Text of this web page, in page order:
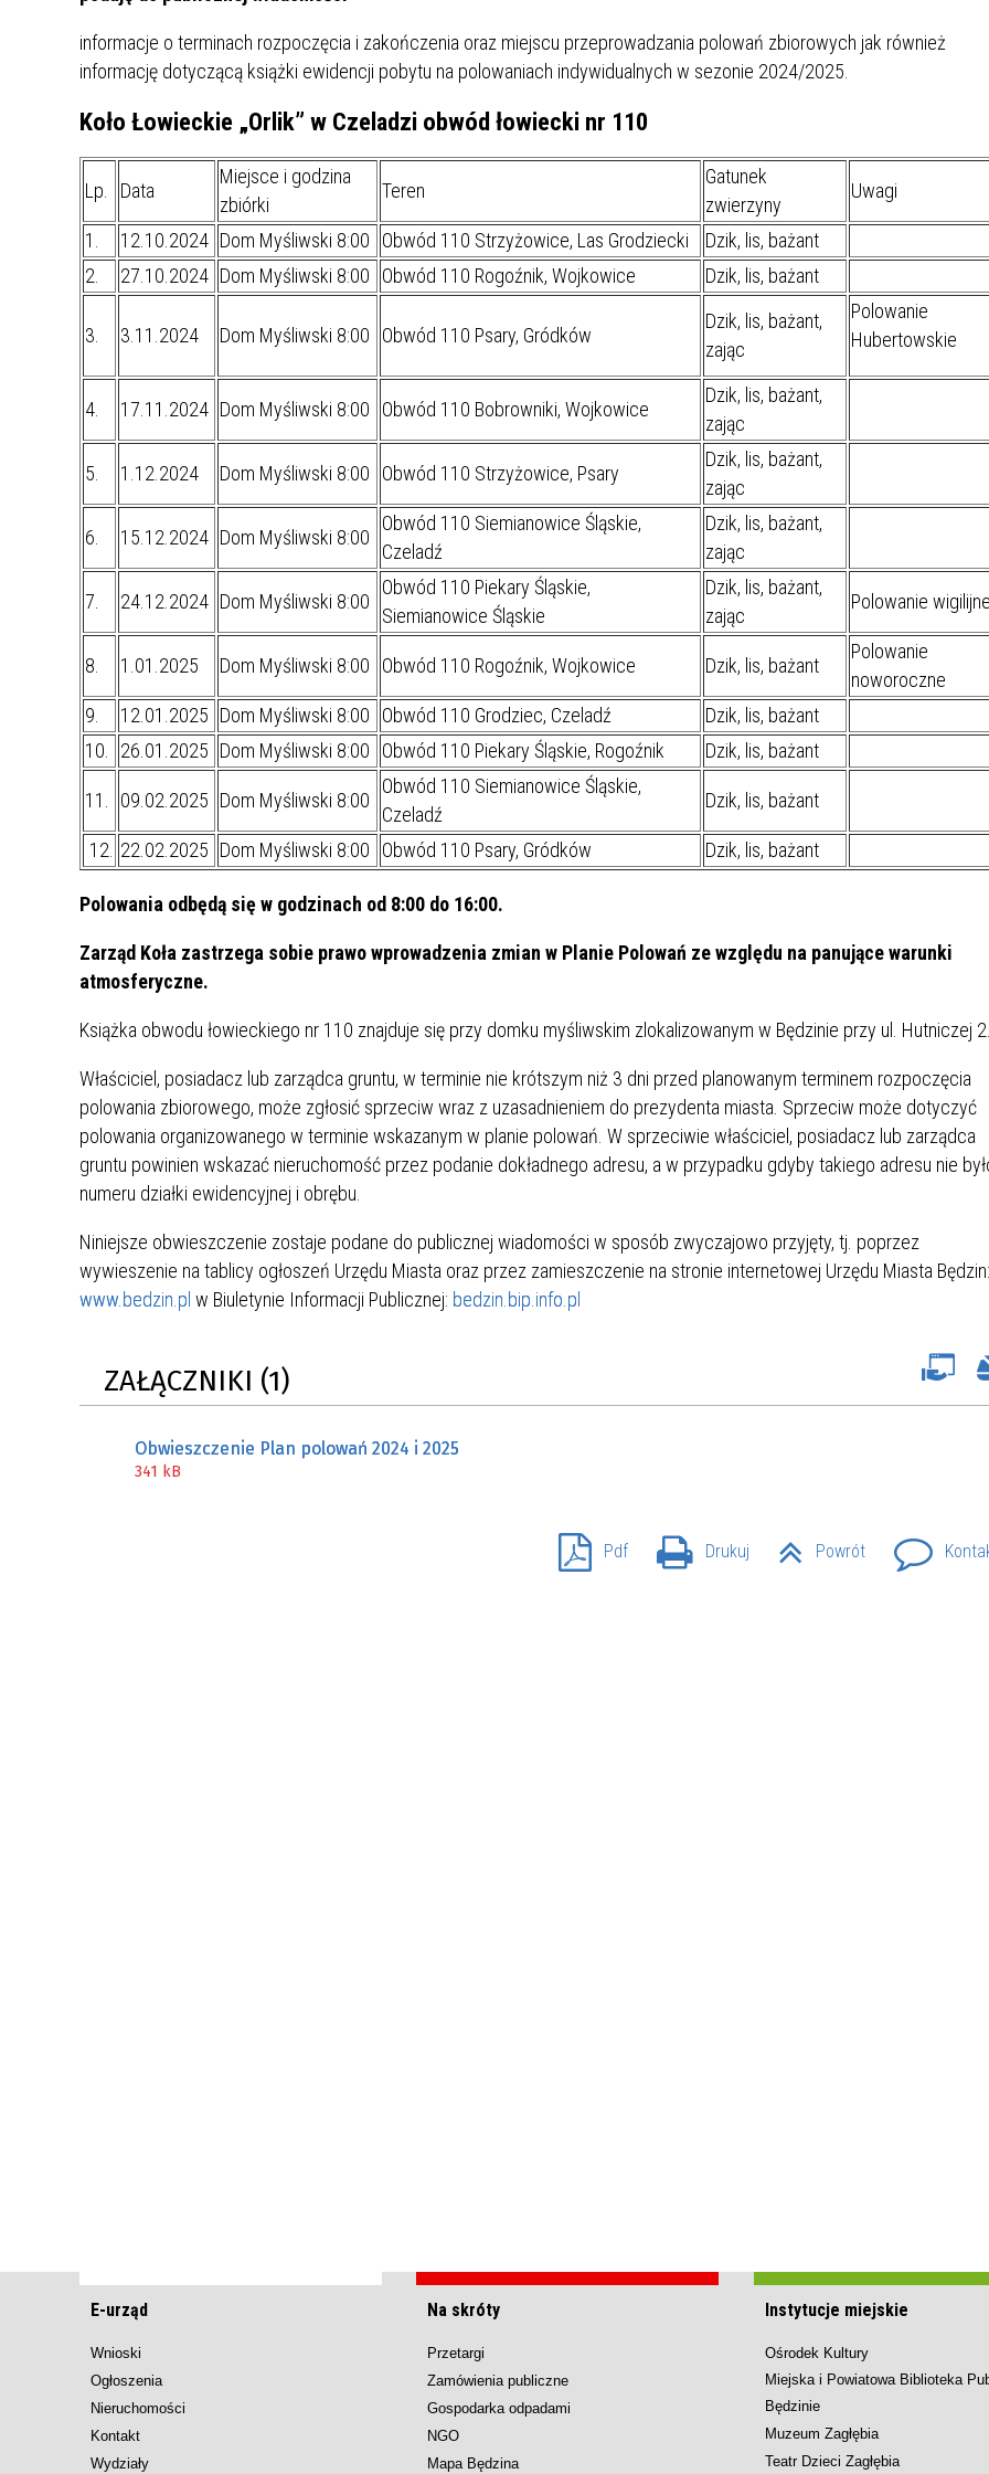
KARTA DUŻEJ RODZINY OFERTY PRACY
PROGRAM WSPARCIA
3+ GÓRĄ!"
AKTYWIZACJA SPOŁECZNO–
ZAWODOWA OSÓB
NIEPEŁNOSPRAWNYCH
PLAN OGÓLNY
PODATKI LOKALNE –
PODSTAWOWE INFORMACJE,
STAWKI I FORMULARZE
KAMPANIA EDUKACYJNO-
EKOLOGICZNA W RAMACH
PROJEKTU ZAGŁĘBIOWSKI PARK
LINEARNY
REJESTR DANYCH
KONTAKTOWYCH (RDK)
INFORMACJE ZUS INFORMACJE MOPS BĘDZIN INFORMACJE ARIMR
TRANSPLANTACJI
SZANSA – FORMY AKTYWNEGO
WSPARCIA OBSZARU
ZREWITALIZOWANEGO
MŁODZIEŻOWA RADA MIASTA
BĘDZINA
WYKAZ ZWIERZĄT
Z TERENU MIASTA
BĘDZIŃSKA AKADEMIA MAŁEGO
SPORTOWCA
AKCJA ŻYJ ZDROWO BEZ
ALKOHOLU
GDZIE MOŻNA ZNALEŹĆ I
WYGLĄDA PRACA W NGO?
PORADY OD PRACA.PL
PROJEKT EKOLIDERKI
WZMOCNIENIE PROCESU
SPRAWIEDLIWEJ TRANSFORMACJI
ŚLĄSKA
PRACA W WOJSKU JAKO
INFORMATYK – JAK ZOSTAĆ?
WYMAGANIA, ZAROBKI
BEZPŁATNY PORADNIK DLA
KULTURY
„METROPOLIA. PRZEZ PRYZMAT
KONKURSU O NAGRODĘ
NADZORU FINANSOWEGO ZA
WAŻNA INFORMACJA - DOT.
PRZEPROWADZENIA OCENY
RYZYKA WEWNĘTRZNEGO
SYSTEMU WODOCIĄGOWEGO
UCZNIÓW
AWANS ZAWODOWY NAUCZYCIELI
ZAKŁADANIE PLACÓWEK
NIEPUBLICZNYCH
DOFINANSOWANIE
STYPENDIUM MIASTA BĘDZINA
PAŃSTWOWA SZKOŁA MUZYCZNA
I ST. IM. FRYDERYKA CHOPINA
ZADANIA DOFINANSOWANE
BUDŻETU PAŃSTWA
DOTACJE DLA NIEPUBLICZNYCH
SZKÓŁ I PRZEDSZKOLI W
BĘDZINIE
MIĘDZYZAKŁADOWA KASA
ZAPOMOGOWO-POŻYCZKOWA
PRACOWNIKÓW OŚWIATY
DOFINANSOWANIE
SZKÓŁ” Z WOJEWÓDZKIEGO
FUNDUSZU OCHRONY
ŚRODOWISKA I GOSPODARKI
WODNEJ W KATOWICACH
SZANS EDUKACYJNYCH DZIECI I
MŁODZIEŻY „PRZYJAZNA SZKOŁA”
W LATACH 2025-2027
DYREKTORA
informacje o terminach rozpoczęcia i zakończenia oraz miejscu przeprowadzania polowań zbiorowych jak również
informację dotyczącą książki ewidencji pobytu na polowaniach indywidualnych w sezonie 2024/2025.
Koło Łowieckie „Orlik” w Czeladzi obwód łowiecki nr 110
Lp. Data
Miejsce i godzina
zbiórki
Teren
Gatunek
zwierzyny
Uwagi
1. 12.10.2024 Dom Myśliwski 8:00 Obwód 110 Strzyżowice, Las Grodziecki
Dzik, lis, bażant
2.
27.10.2024 Dom Myśliwski 8:00 Obwód 110 Rogoźnik, Wojkowice Dzik, lis, bażant
3. 3.11.2024 Dom Myśliwski 8:00 Obwód 110 Psary, Gródków
Dzik, lis, bażant,
zając
Polowanie
Hubertowskie
4. 17.11.2024 Dom Myśliwski 8:00 Obwód 110 Bobrowniki, Wojkowice
Dzik, lis, bażant,
zając
5. 1.12.2024 Dom Myśliwski 8:00 Obwód 110 Strzyżowice, Psary
Dzik, lis, bażant,
zając
6. 15.12.2024 Dom Myśliwski 8:00
Obwód 110 Siemianowice Śląskie,
Czeladź
Dzik, lis, bażant,
zając
7. 24.12.2024 Dom Myśliwski 8:00
Obwód 110 Piekary Śląskie,
Siemianowice Śląskie
Dzik, lis, bażant,
zając
Polowanie wigilijne
8. 1.01.2025 Dom Myśliwski 8:00 Obwód 110 Rogoźnik, Wojkowice Dzik, lis, bażant
Polowanie
noworoczne
9.
12.01.2025 Dom Myśliwski 8:00 Obwód 110 Grodziec, Czeladź
Dzik, lis, bażant
10.
26.01.2025 Dom Myśliwski 8:00 Obwód 110 Piekary Śląskie, Rogoźnik Dzik, lis, bażant
11. 09.02.2025 Dom Myśliwski 8:00
Obwód 110 Siemianowice Śląskie,
Czeladź
Dzik, lis, bażant
12. 22.02.2025 Dom Myśliwski 8:00 Obwód 110 Psary, Gródków Dzik, lis, bażant
Polowania odbędą się w godzinach od 8:00 do 16:00.
Zarząd Koła zastrzega sobie prawo wprowadzenia zmian w Planie Polowań ze względu na panujące warunki
atmosferyczne.
Książka obwodu łowieckiego nr 110 znajduje się przy domku myśliwskim zlokalizowanym w Będzinie przy ul. Hutniczej 2.
Właściciel, posiadacz lub zarządca gruntu, w terminie nie krótszym niż 3 dni przed planowanym terminem rozpoczęcia
polowania zbiorowego, może zgłosić sprzeciw wraz z uzasadnieniem do prezydenta miasta. Sprzeciw może dotyczyć
polowania organizowanego w terminie wskazanym w planie polowań. W sprzeciwie właściciel, posiadacz lub zarządca
gruntu powinien wskazać nieruchomość przez podanie dokładnego adresu, a w przypadku gdyby takiego adresu nie
numeru działki ewidencyjnej i obrębu.
Niniejsze obwieszczenie zostaje podane do publicznej wiadomości w sposób zwyczajowo przyjęty, tj. poprzez
wywieszenie na tablicy ogłoszeń Urzędu Miasta oraz przez zamieszczenie na stronie internetowej Urzędu Miasta Będzin:
www.bedzin.pl w Biuletynie Informacji Publicznej: bedzin.bip.info.pl
ZAŁĄCZNIKI (1)
Obwieszczenie Plan polowań 2024 i 2025
341 kB
Pdf Drukuj Powrót
E-urząd
Wnioski
Ogłoszenia
Nieruchomości
Kontakt
Wydziały
Na skróty
Przetargi
Zamówienia publiczne
Gospodarka odpadami
NGO
Mapa Będzina
Instytucje miejskie
Ośrodek Kultury
Miejska i Powiatowa Biblioteka
Będzinie
Muzeum Zagłębia
Teatr Dzieci Zagłębia